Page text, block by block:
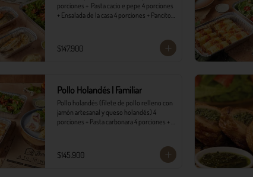
porciones +  Pasta cacio e pepe 4 porciones
+ Ensalada de la casa 4 porciones + Pancitos
$147.900
Pollo Holandés | Familiar
Pollo holandés (filete de pollo relleno con
jamón artesanal y queso holandés) 4
porciones + Pasta carbonara 4 porciones +
$145.900